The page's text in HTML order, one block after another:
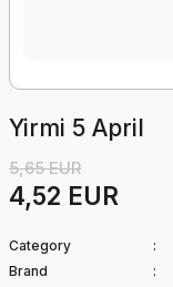
Yirmi 5 April
5,65 EUR
4,52 EUR
Category
Brand